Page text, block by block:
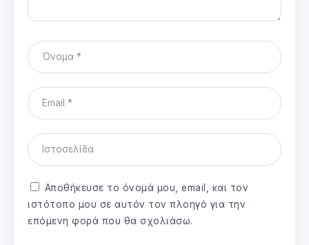
Αποθήκευσε το όνομά μου, email, και τον
ιστότοπο μου σε αυτόν τον πλοηγό για την
επόμενη φορά που θα σχολιάσω.